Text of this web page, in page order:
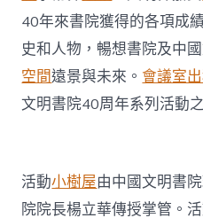
京
40年來書院獲得的各項成
史和人物，暢想書院及中
空間遠景與未來。會議室
文明書院40周年系列活動
活動小樹屋由中國文明書
院院長楊立華傳授掌管。